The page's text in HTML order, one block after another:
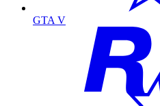
GTA V